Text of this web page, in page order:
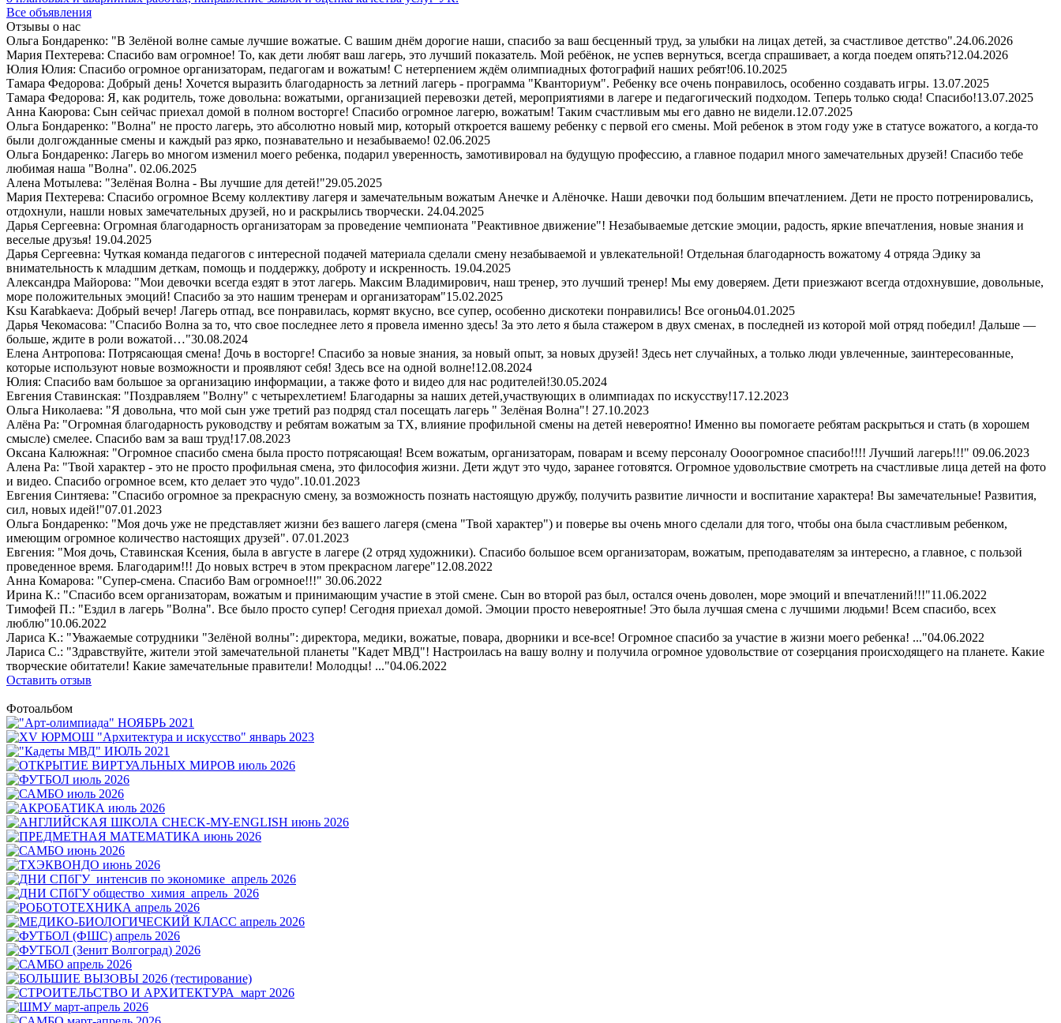
Все объявления
Отзывы о нас
Ольга Бондаренко: "В Зелёной волне самые лучшие вожатые. С вашим днём дорогие наши, спасибо за ваш бесценный труд, за улыбки на лицах детей, за счастливое детство".24.06.2026
Мария Пехтерева: Спасибо вам огромное! То, как дети любят ваш лагерь, это лучший показатель. Мой ребёнок, не успев вернуться, всегда спрашивает, а когда поедем опять?12.04.2026
Юлия Юлия: Спасибо огромное организаторам, педагогам и вожатым! С нетерпением ждём олимпиадных фотографий наших ребят!06.10.2025
Тамара Федорова: Добрый день! Хочется выразить благодарность за летний лагерь - программа "Кванториум". Ребенку все очень понравилось, особенно создавать игры. 13.07.2025
Тамара Федорова: Я, как родитель, тоже довольна: вожатыми, организацией перевозки детей, мероприятиями в лагере и педагогический подходом. Теперь только сюда! Спасибо!13.07.2025
Анна Каюрова: Сын сейчас приехал домой в полном восторге! Спасибо огромное лагерю, вожатым! Таким счастливым мы его давно не видели.12.07.2025
Ольга Бондаренко: "Волна" не просто лагерь, это абсолютно новый мир, который откроется вашему ребенку с первой его смены. Мой ребенок в этом году уже в статусе вожатого, а когда-то
были долгожданные смены и каждый раз ярко, познавательно и незабываемо! 02.06.2025
Ольга Бондаренко: Лагерь во многом изменил моего ребенка, подарил уверенность, замотивировал на будущую профессию, а главное подарил много замечательных друзей! Спасибо тебе
любимая наша "Волна". 02.06.2025
Алена Мотылева: "Зелёная Волна - Вы лучшие для детей!"29.05.2025
Мария Пехтерева: Спасибо огромное Всему коллективу лагеря и замечательным вожатым Анечке и Алёночке. Наши девочки под большим впечатлением. Дети не просто потренировались,
отдохнули, нашли новых замечательных друзей, но и раскрылись творчески. 24.04.2025
Дарья Сергеевна: Огромная благодарность организаторам за проведение чемпионата "Реактивное движение"! Незабываемые детские эмоции, радость, яркие впечатления, новые знания и
веселые друзья! 19.04.2025
Дарья Сергеевна: Чуткая команда педагогов с интересной подачей материала сделали смену незабываемой и увлекательной! Отдельная благодарность вожатому 4 отряда Эдику за
внимательность к младшим деткам, помощь и поддержку, доброту и искренность. 19.04.2025
Александра Майорова: "Мои девочки всегда ездят в этот лагерь. Максим Владимирович, наш тренер, это лучший тренер! Мы ему доверяем. Дети приезжают всегда отдохнувшие, довольные,
море положительных эмоций! Спасибо за это нашим тренерам и организаторам"15.02.2025
Ksu Karabkaeva: Добрый вечер! Лагерь отпад, все понравилась, кормят вкусно, все супер, особенно дискотеки понравились! Все огонь04.01.2025
Дарья Чекомасова: "Спасибо Волна за то, что свое последнее лето я провела именно здесь! За это лето я была стажером в двух сменах, в последней из которой мой отряд победил! Дальше —
больше, ждите в роли вожатой…"30.08.2024
Елена Антропова: Потрясающая смена! Дочь в восторге! Спасибо за новые знания, за новый опыт, за новых друзей! Здесь нет случайных, а только люди увлеченные, заинтересованные,
которые используют новые возможности и проявляют себя! Здесь все на одной волне!12.08.2024
Юлия: Спасибо вам большое за организацию информации, а также фото и видео для нас родителей!30.05.2024
Евгения Ставинская: "Поздравляем "Волну" с четырехлетием! Благодарны за наших детей,участвующих в олимпиадах по искусству!17.12.2023
Ольга Николаева: "Я довольна, что мой сын уже третий раз подряд стал посещать лагерь " Зелёная Волна"! 27.10.2023
Алёна Ра: "Огромная благодарность руководству и ребятам вожатым за ТХ, влияние профильной смены на детей невероятно! Именно вы помогаете ребятам раскрыться и стать (в хорошем
смысле) смелее. Спасибо вам за ваш труд!17.08.2023
Оксана Калюжная: "Огромное спасибо смена была просто потрясающая! Всем вожатым, организаторам, поварам и всему персоналу Оооогромное спасибо!!!! Лучший лагерь!!!" 09.06.2023
Алена Ра: "Твой характер - это не просто профильная смена, это философия жизни. Дети ждут это чудо, заранее готовятся. Огромное удовольствие смотреть на счастливые лица детей на фото
и видео. Спасибо огромное всем, кто делает это чудо".10.01.2023
Евгения Синтяева: "Спасибо огромное за прекрасную смену, за возможность познать настоящую дружбу, получить развитие личности и воспитание характера! Вы замечательные! Развития,
сил, новых идей!"07.01.2023
Ольга Бондаренко: "Моя дочь уже не представляет жизни без вашего лагеря (смена "Твой характер") и поверье вы очень много сделали для того, чтобы она была счастливым ребенком,
имеющим огромное количество настоящих друзей". 07.01.2023
Евгения: "Моя дочь, Ставинская Ксения, была в августе в лагере (2 отряд художники). Спасибо большое всем организаторам, вожатым, преподавателям за интересно, а главное, с пользой
проведенное время. Благодарим!!! До новых встреч в этом прекрасном лагере"12.08.2022
Анна Комарова: "Супер-смена. Спасибо Вам огромное!!!" 30.06.2022
Ирина К.: "Спасибо всем организаторам, вожатым и принимающим участие в этой смене. Сын во второй раз был, остался очень доволен, море эмоций и впечатлений!!!"11.06.2022
Тимофей П.: "Ездил в лагерь "Волна". Все было просто супер! Сегодня приехал домой. Эмоции просто невероятные! Это была лучшая смена с лучшими людьми! Всем спасибо, всех
люблю"10.06.2022
Лариса К.: "Уважаемые сотрудники "Зелёной волны": директора, медики, вожатые, повара, дворники и все-все! Огромное спасибо за участие в жизни моего ребенка! ..."04.06.2022
Лариса С.: "Здравствуйте, жители этой замечательной планеты "Кадет МВД"! Настроилась на вашу волну и получила огромное удовольствие от созерцания происходящего на планете. Какие
творческие обитатели! Какие замечательные правители! Молодцы! ..."04.06.2022
Оставить отзыв
Фотоальбом